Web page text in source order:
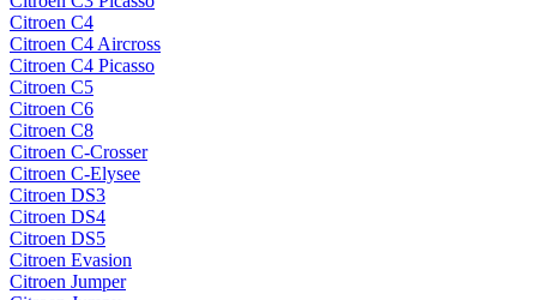
Citroen C4
Citroen C4 Aircross
Citroen C4 Picasso
Citroen C5
Citroen C6
Citroen C8
Citroen C-Crosser
Citroen C-Elysee
Citroen DS3
Citroen DS4
Citroen DS5
Citroen Evasion
Citroen Jumper